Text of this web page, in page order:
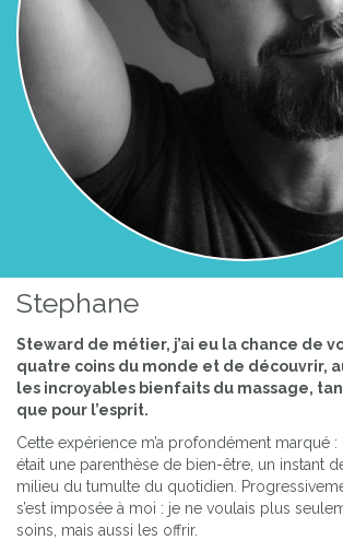
Previous
Stephane
Steward de métier, j’ai eu la chance de
quatre coins du monde et de découvrir,
les incroyables bienfaits du massage,
que pour l’esprit.
Cette expérience m’a profondément marqué
était une parenthèse de bien-être, un instant
milieu du tumulte du quotidien.
s’est imposée à moi : je ne voulais plus
soins, mais aussi les offrir.